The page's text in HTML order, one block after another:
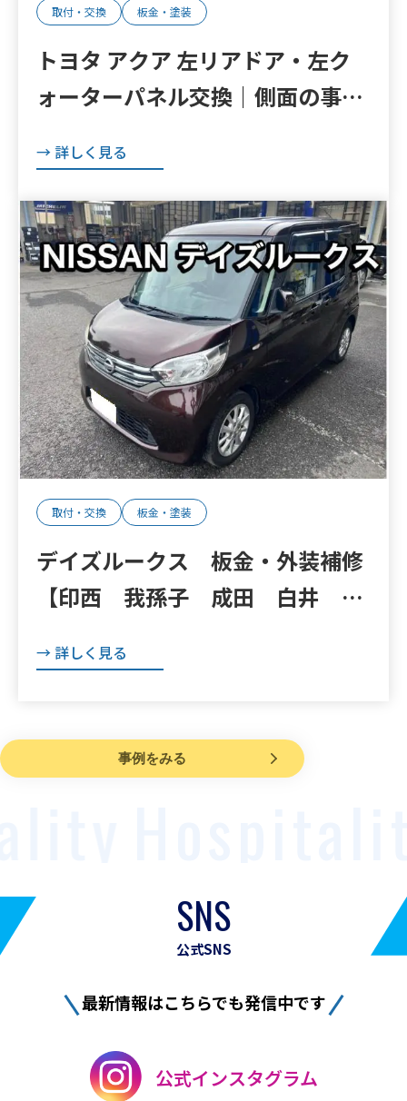
取付・交換 板金・塗装
トヨタ アクア 左リアドア・左ク
ォーターパネル交換｜側面の事故
→ 詳しく見る
取付・交換 板金・塗装
デイズルークス 板金・外装補修
【印西 我孫子 成田 白井 鎌
備はオートランナーへ！】
→ 詳しく見る
事例をみる
SNS
公式SNS
最新情報はこちらでも発信中です
公式インスタグラム